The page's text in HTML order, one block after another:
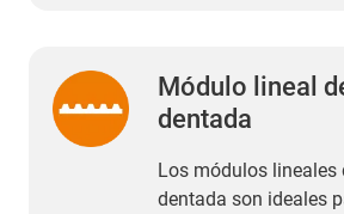
Módulo lineal
dentada
Los módulos lineales
dentada son ideales